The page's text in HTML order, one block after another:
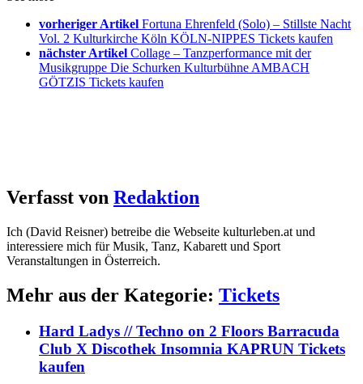
vorheriger Artikel Fortuna Ehrenfeld (Solo) – Stillste Nacht
Vol. 2 Kulturkirche Köln KÖLN-NIPPES Tickets kaufen
nächster Artikel Collage – Tanzperformance mit der
Musikgruppe Die Schurken Kulturbühne AMBACH
GÖTZIS Tickets kaufen
Verfasst von Redaktion
Ich (David Reisner) betreibe die Webseite kulturleben.at und
interessiere mich für Musik, Tanz, Kabarett und Sport
Veranstaltungen in Österreich.
Mehr aus der Kategorie: Tickets
Hard Ladys // Techno on 2 Floors Barracuda
Club X Discothek Insomnia KAPRUN Tickets
kaufen